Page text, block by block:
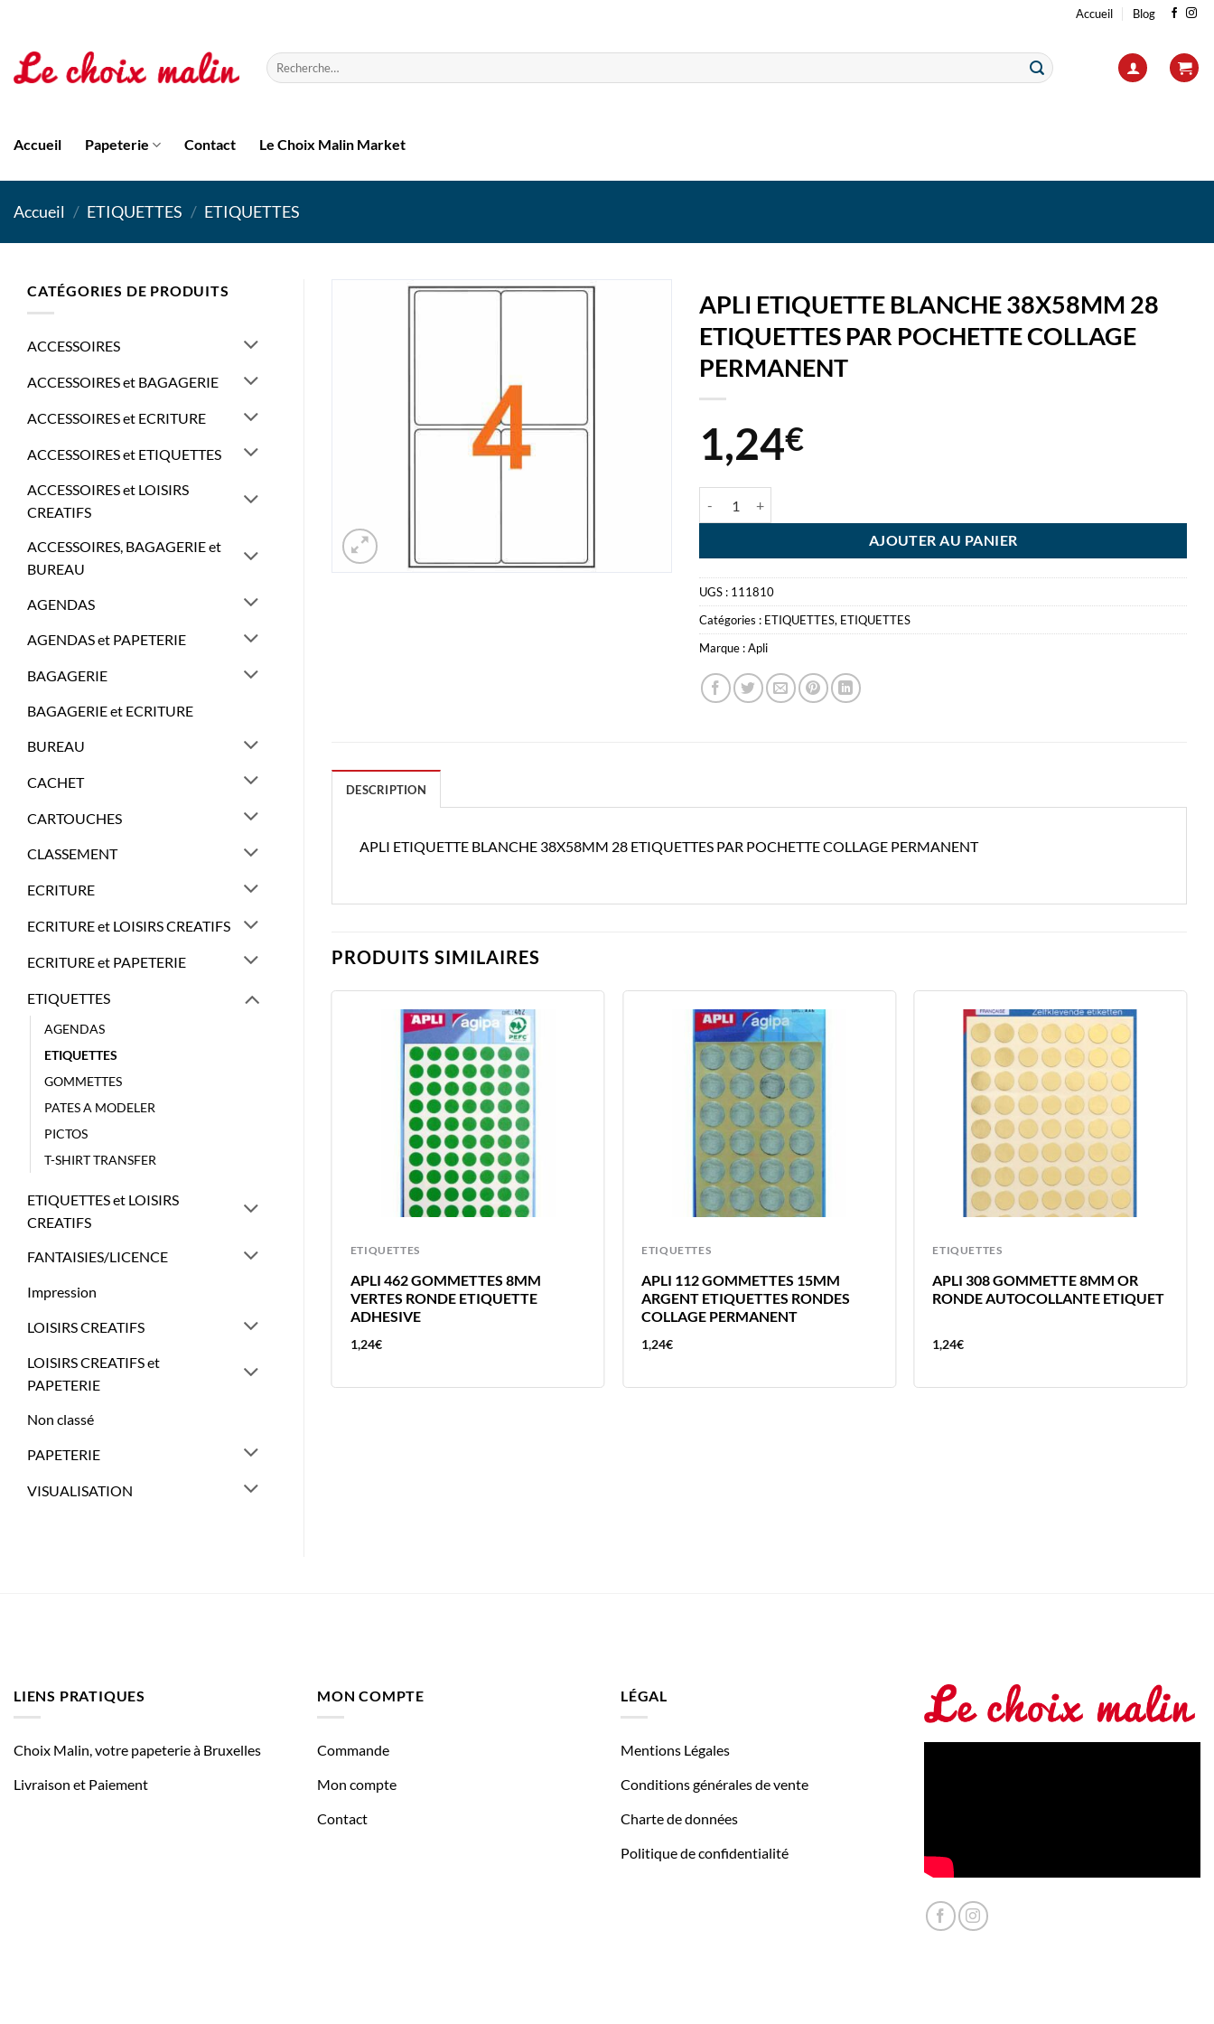
contenu
Accueil Blog
Recherche
pour :
Accueil Papeterie Contact Le Choix Malin Market
Accueil / ETIQUETTES / ETIQUETTES
CATÉGORIES DE PRODUITS
ACCESSOIRES
ACCESSOIRES et BAGAGERIE
ACCESSOIRES et ECRITURE
ACCESSOIRES et ETIQUETTES
ACCESSOIRES et LOISIRS
CREATIFS
ACCESSOIRES, BAGAGERIE et
BUREAU
AGENDAS
AGENDAS et PAPETERIE
BAGAGERIE
BAGAGERIE et ECRITURE
BUREAU
CACHET
CARTOUCHES
CLASSEMENT
ECRITURE
ECRITURE et LOISIRS CREATIFS
ECRITURE et PAPETERIE
ETIQUETTES
AGENDAS
ETIQUETTES
GOMMETTES
PATES A MODELER
PICTOS
T-SHIRT TRANSFER
ETIQUETTES et LOISIRS
CREATIFS
FANTAISIES/LICENCE
Impression
LOISIRS CREATIFS
LOISIRS CREATIFS et
PAPETERIE
Non classé
PAPETERIE
VISUALISATION
APLI ETIQUETTE BLANCHE 38X58MM 28
ETIQUETTES PAR POCHETTE COLLAGE
PERMANENT
1,24€
AJOUTER AU PANIER
UGS : 111810
Catégories : ETIQUETTES, ETIQUETTES
Marque :Apli
DESCRIPTION
APLI ETIQUETTE BLANCHE 38X58MM 28 ETIQUETTES PAR POCHETTE COLLAGE PERMANENT
PRODUITS SIMILAIRES
ETIQUETTES
APLI 462 GOMMETTES 8MM
VERTES RONDE ETIQUETTE
ADHESIVE
1,24€
ETIQUETTES
APLI 112 GOMMETTES 15MM
ARGENT ETIQUETTES RONDES
COLLAGE PERMANENT
1,24€
ETIQUETTES
APLI 308 GOMMETTE 8MM OR
RONDE AUTOCOLLANTE ETIQUET
1,24€
ETIQUETTES
34X75MM 15 ETIQUETTES PAR
PERMANENT
LIENS PRATIQUES
Choix Malin, votre papeterie à Bruxelles
Livraison et Paiement
MON COMPTE
Commande
Mon compte
Contact
LÉGAL
Mentions Légales
Conditions générales de vente
Charte de données
Politique de confidentialité